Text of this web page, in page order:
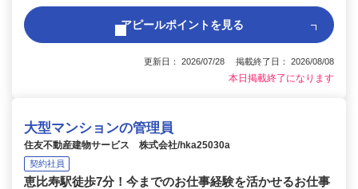
アピールポイントを見る
更新日： 2026/07/28 掲載終了日： 2026/08/08
本日掲載終了になります
大型マンションの管理員
住友不動産建物サービス 株式会社/hka25030a
契約社員
恵比寿駅徒歩7分！今までのお仕事経験を活かせるお仕事